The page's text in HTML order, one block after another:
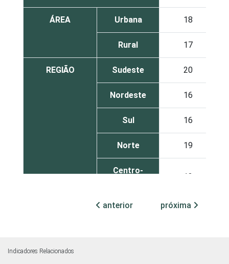
ÁREA Urbana 18
Rural 17
REGIÃO Sudeste 20
Nordeste 16
Sul 16
Norte 19
Centro-
13
Masculino 20
anterior próxima
Indicadores Relacionados